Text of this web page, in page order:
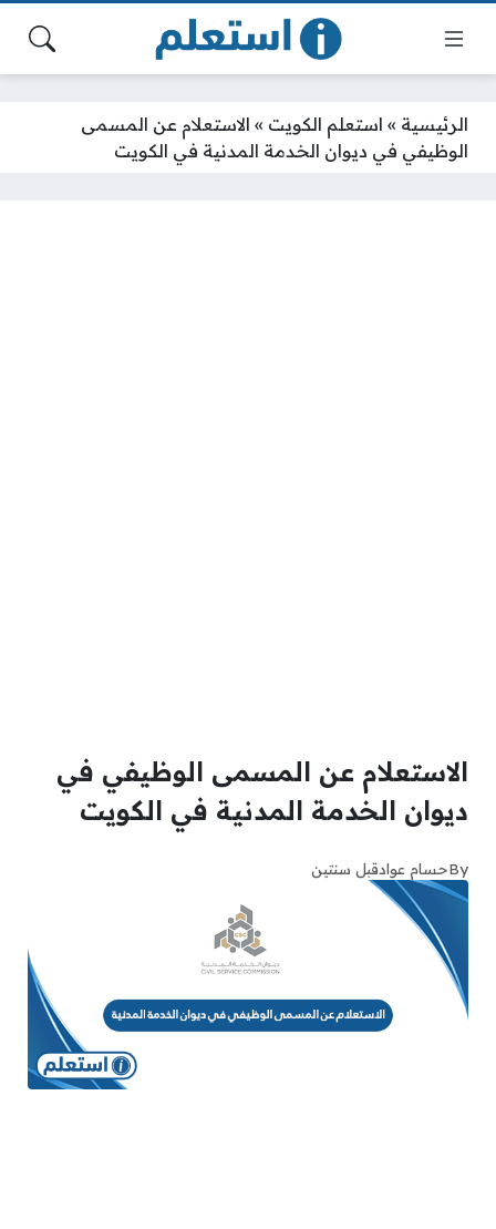
الرئيسية » استعلم الكويت » الاستعلام عن المسمى
الوظيفي في ديوان الخدمة المدنية في الكويت
الاستعلام عن المسمى الوظيفي في
ديوان الخدمة المدنية في الكويت
Byحسام عوادقبل سنتين